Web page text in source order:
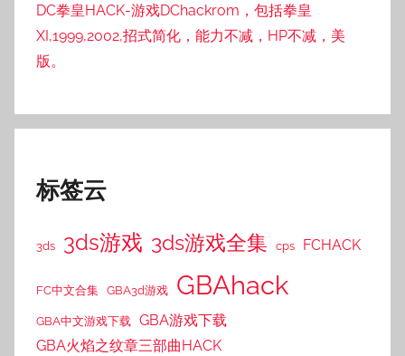
DC拳皇HACK-游戏DChackrom，包括拳皇
XI,1999,2002,招式简化，能力不减，HP不减，美
版。
标签云
3ds 3ds游戏 3ds游戏全集 cps FCHACK
FC中文合集 GBA3d游戏 GBAhack
GBA中文游戏下载 GBA游戏下载
GBA火焰之纹章三部曲HACK